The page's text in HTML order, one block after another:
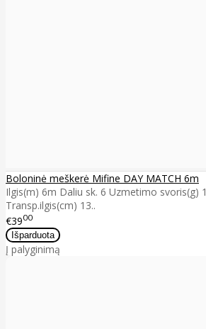
Boloninė meškerė Mifine DAY MATCH 6m
Ilgis(m) 6m Daliu sk. 6 Uzmetimo svoris(g)
Transp.ilgis(cm) 13..
€3900
Į palyginimą